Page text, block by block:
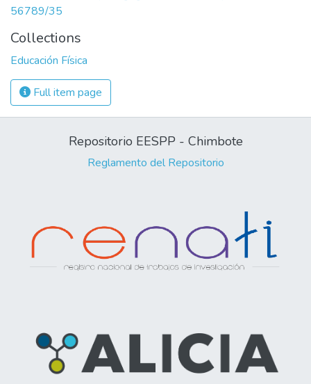
56789/35
Collections
Educación Física
Full item page
Repositorio EESPP - Chimbote
Reglamento del Repositorio